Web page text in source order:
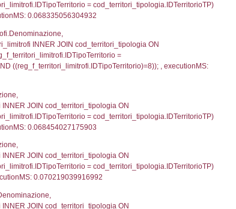
FROM reg_f_confini_stato INNER
executionMS: 0.00058197975158691
JOIN el_regioni ON
executionMS:
INNER JOIN el_regioni ON
executionMS:
SEPARATOR '; ') AS DescAltro,